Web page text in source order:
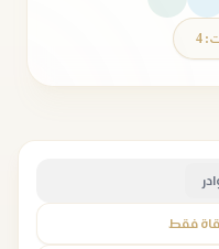
4
فقط